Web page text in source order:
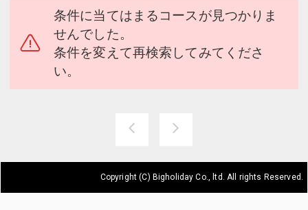
条件に当てはまるコースが見つかりま
せんでした。
条件を変えて再検索してみてくださ
い。
Copyright (C) Bigholiday Co., ltd. All rights Reserved.